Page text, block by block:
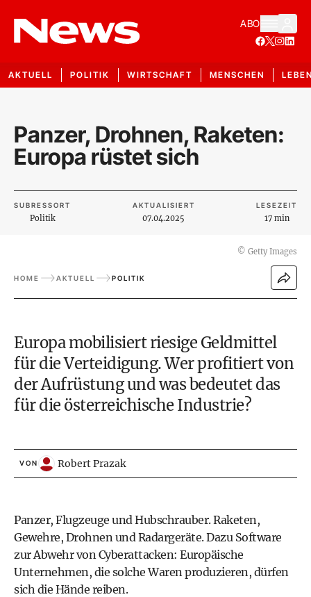
ABO
AKTUELL POLITIK WIRTSCHAFT MENSCHEN
Panzer, Drohnen, Raketen:
Europa rüstet sich
SUBRESSORT
Politik
AKTUALISIERT
07.04.2025
LESEZEIT
17 min
© Getty Images
HOME AKTUELL POLITIK
Europa mobilisiert riesige Geldmittel
für die Verteidigung. Wer profitiert von
der Aufrüstung und was bedeutet das
für die österreichische Industrie?
VON Robert Prazak
Panzer, Flugzeuge und Hubschrauber. Raketen,
Gewehre, Drohnen und Radargeräte. Dazu Software
zur Abwehr von Cyber­attacken: Europäische
Unternehmen, die solche Waren produzieren, dürfen
sich die Hände reiben.